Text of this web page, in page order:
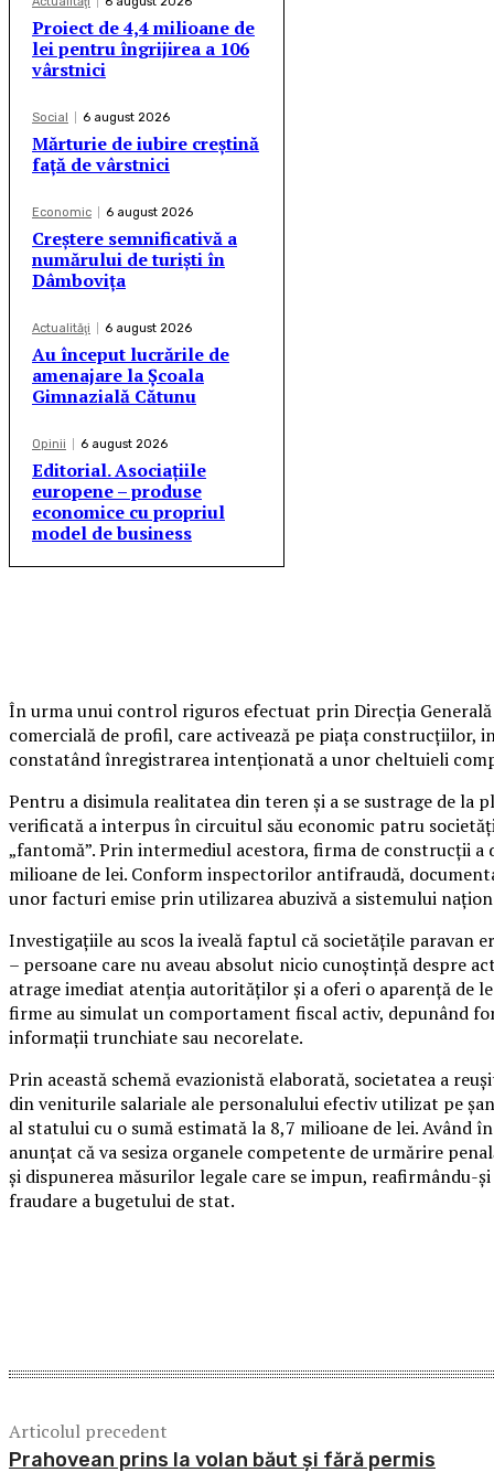
Proiect de 4,4 milioane de
lei pentru îngrijirea a 106
vârstnici
Social 6 august 2026
Mărturie de iubire creștină
față de vârstnici
Economic 6 august 2026
Creștere semnificativă a
numărului de turiști în
Dâmbovița
Actualităţi 6 august 2026
Au început lucrările de
amenajare la Școala
Gimnazială Cătunu
Opinii 6 august 2026
Editorial. Asociațiile
europene – produse
economice cu propriul
model de business
În urma unui control riguros efectuat prin Direcția
comercială de profil, care activează pe piața construcțiilor,
constatând înregistrarea intenționată a unor cheltuieli
Pentru a disimula realitatea din teren și a se sustrage de la
verificată a interpus în circuitul său economic patru
„fantomă”. Prin intermediul acestora, firma de construcții
milioane de lei. Conform inspectorilor antifraudă,
unor facturi emise prin utilizarea abuzivă a sistemului
Investigațiile au scos la iveală faptul că societățile paravan
– persoane care nu aveau absolut nicio cunoștință despre
atrage imediat atenția autorităților și a oferi o aparență de
firme au simulat un comportament fiscal activ, depunând
informații trunchiate sau necorelate.
Prin această schemă evazionistă elaborată, societatea a
din veniturile salariale ale personalului efectiv utilizat pe
al statului cu o sumă estimată la 8,7 milioane de lei. Având
anunțat că va sesiza organele competente de urmărire
și dispunerea măsurilor legale care se impun, reafirmându-
fraudare a bugetului de stat.
Articolul precedent
Prahovean prins la volan băut și fără permis